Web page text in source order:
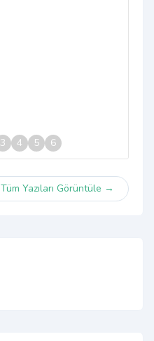
3 4 5 6
Tüm Yazıları Görüntüle →